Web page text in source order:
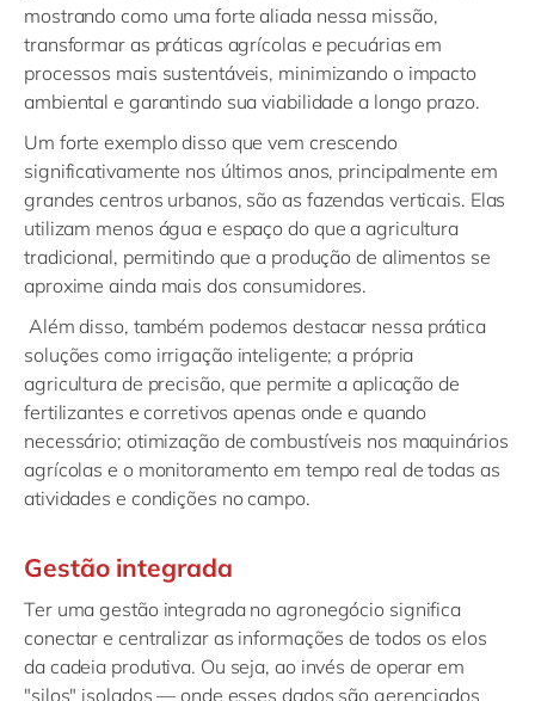
mostrando como uma forte aliada nessa missão,
transformar as práticas agrícolas e pecuárias em
processos mais sustentáveis, minimizando o impacto
ambiental e garantindo sua viabilidade a longo prazo.
Um forte exemplo disso que vem crescendo
significativamente nos últimos anos, principalmente em
grandes centros urbanos, são as fazendas verticais. Elas
utilizam menos água e espaço do que a agricultura
tradicional, permitindo que a produção de alimentos se
aproxime ainda mais dos consumidores.
Além disso, também podemos destacar nessa prática
soluções como irrigação inteligente; a própria
agricultura de precisão, que permite a aplicação de
fertilizantes e corretivos apenas onde e quando
necessário; otimização de combustíveis nos maquinários
agrícolas e o monitoramento em tempo real de todas as
atividades e condições no campo.
Gestão integrada
Ter uma gestão integrada no agronegócio significa
conectar e centralizar as informações de todos os elos
da cadeia produtiva. Ou seja, ao invés de operar em
"silos" isolados — onde esses dados são gerenciados